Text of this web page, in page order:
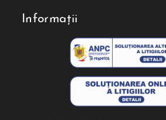
Informații